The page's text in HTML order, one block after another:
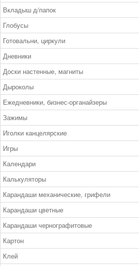
Вкладыш д/папок
Глобусы
Готовальни, циркули
Дневники
Доски настенные, магниты
Дыроколы
Ежедневники, бизнес-органайзеры
Зажимы
Иголки канцелярские
Игры
Календари
Калькуляторы
Карандаши механические, грифели
Карандаши цветные
Карандаши чернографитовые
Картон
Клей